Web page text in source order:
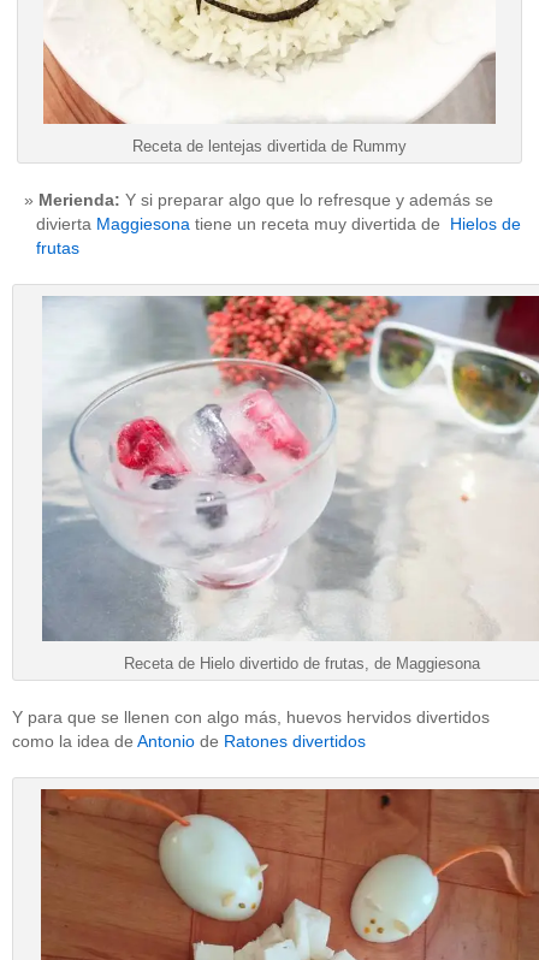
Receta de lentejas divertida de Rummy
Merienda: Y si preparar algo que lo refresque y además se
divierta Maggiesona tiene un receta muy divertida de Hielos de
frutas
Receta de Hielo divertido de frutas, de Maggiesona
Y para que se llenen con algo más, huevos hervidos divertidos
como la idea de Antonio de Ratones divertidos